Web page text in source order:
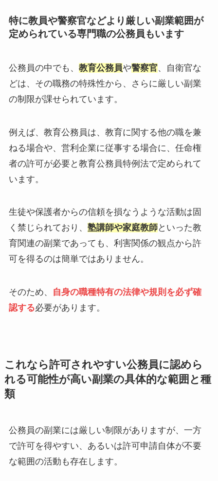
特に教員や警察官などより厳しい副業範囲が
定められている専門職の公務員もいます
公務員の中でも、 教育公務員や警察官、自衛官な
どは、その職務の特殊性から、さらに厳しい副業
の制限が課せられています。
例えば、教育公務員は、教育に関する他の職を兼
ねる場合や、営利企業に従事する場合に、任命権
者の許可が必要と教育公務員特例法で定められて
います。
生徒や保護者からの信頼を損なうような活動は固
く禁じられており、 塾講師や家庭教師といった教
育関連の副業であっても、利害関係の観点から許
可を得るのは簡単ではありません。
そのため、
自身の職種特有の法律や規則を必ず確
認する必要があります。
これなら許可されやすい公務員に認めら
れる可能性が高い副業の具体的な範囲と種
類
公務員の副業には厳しい制限がありますが、一方
で許可を得やすい、あるいは許可申請自体が不要
な範囲の活動も存在します。